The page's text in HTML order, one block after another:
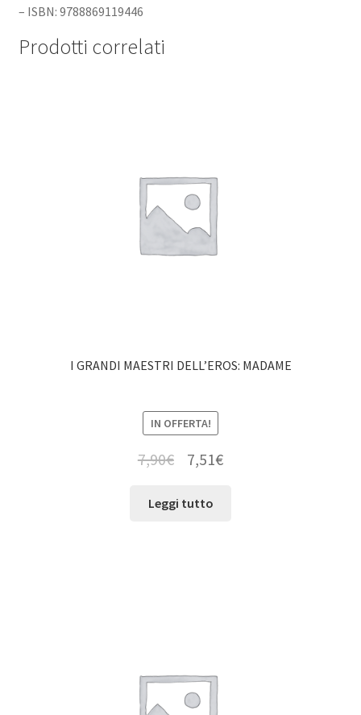
– ISBN: 9788869119446
Prodotti correlati
I GRANDI MAESTRI DELL’EROS: MADAME
IN OFFERTA!
7,90€ 7,51€
Leggi tutto